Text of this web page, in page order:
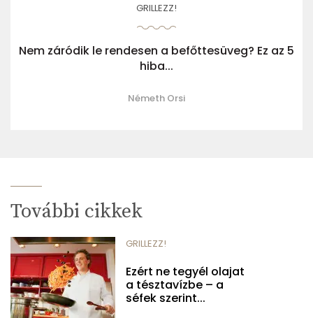
GRILLEZZ!
Nem záródik le rendesen a befőttesüveg? Ez az 5
hiba...
Németh Orsi
További cikkek
GRILLEZZ!
Ezért ne tegyél olajat
a tésztavízbe – a
séfek szerint...